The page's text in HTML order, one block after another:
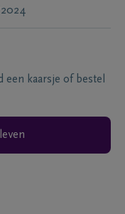
kaarsje of bestel